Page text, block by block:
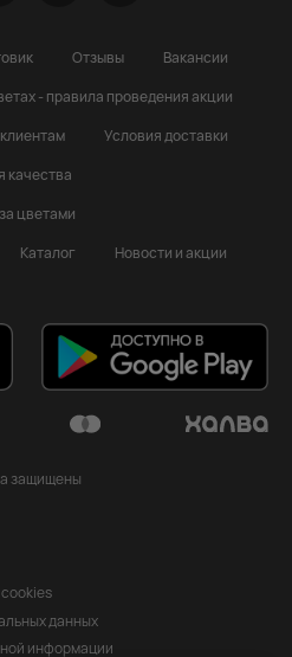
Отзывы
Вакансии
- правила проведения акции
Условия доставки
качества
цветами
Каталог Новости и акции
защищены
данных
информации